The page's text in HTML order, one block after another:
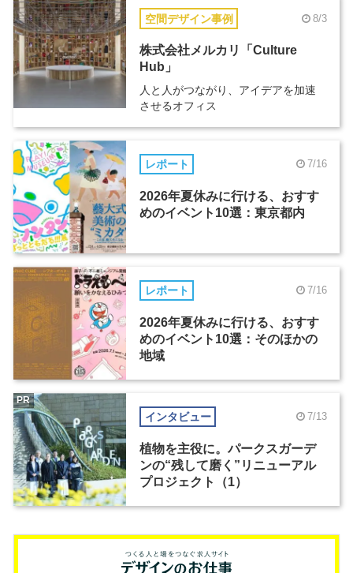
空間デザイン事例 8/3
株式会社メルカリ「Culture
Hub」
人と人がつながり、アイデアを加速
させるオフィス
レポート 7/16
2026年夏休みに行ける、おすす
めのイベント10選：東京都内
レポート 7/16
2026年夏休みに行ける、おすす
めのイベント10選：そのほかの
地域
インタビュー 7/13
植物を主役に。パークスガーデ
ンの“残して磨く”リニューアル
プロジェクト（1）
PR